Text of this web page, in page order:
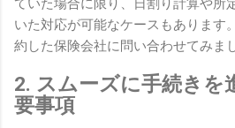
ていた場合に限り、日割り計算や所
いた対応が可能なケースもあります
約した保険会社に問い合わせてみま
2. スムーズに手続きを
要事項